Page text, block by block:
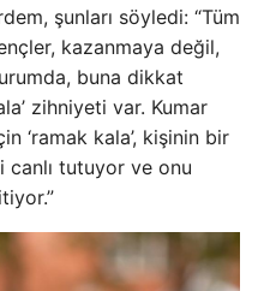
şunları söyledi: “Tüm
kazanmaya değil,
buna dikkat
zihniyeti var. Kumar
‘ramak kala’, kişinin bir
tutuyor ve onu